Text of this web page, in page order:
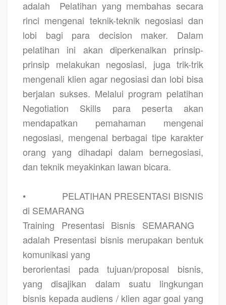
adalah
Pelatihan yang membahas secara
rinci mengenai teknik-teknik negosiasi dan
lobi bagi para decision maker. Dalam
pelatihan ini akan diperkenalkan prinsip-
prinsip melakukan negosiasi, juga trik-trik
mengenali klien agar negosiasi dan lobi bisa
berjalan sukses. Melalui program pelatihan
Negotiation Skills para peserta akan
mendapatkan pemahaman mengenai
negosiasi, mengenal berbagai tipe karakter
orang yang dihadapi dalam bernegosiasi,
dan teknik meyakinkan lawan bicara.
•
PELATIHAN PRESENTASI BISNIS
di SEMARANG
Training Presentasi Bisnis SEMARANG
adalah Presentasi bisnis merupakan bentuk
komunikasi yang
berorientasi pada tujuan/proposal bisnis,
yang disajikan dalam suatu lingkungan
bisnis kepada audiens / klien agar goal yang